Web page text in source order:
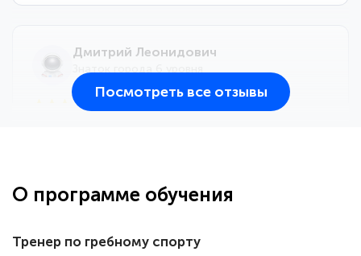
Дмитрий Леонидович
большое количество методических
сдачи итоговой аттестации. Спасибо
Посмотреть все отзывы
О программе обучения
Тренер по гребному спорту